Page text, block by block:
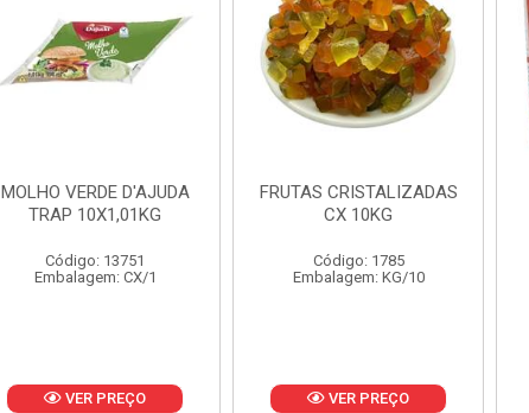
FRUTAS CRISTALIZADAS
CX 10KG
Código: 1785
Embalagem: KG/10
VER PREÇO
MARGARINA PRIMOR
BALDE 3KG
Código: 1801
Embalagem: BD/1
VER PREÇO